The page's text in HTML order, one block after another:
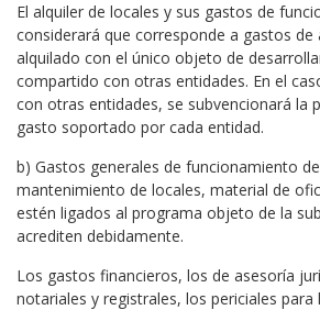
El alquiler de locales y sus gastos de
considerará que corresponde a gastos de
alquilado con el único objeto de
compartido con otras entidades. En el
con otras entidades, se subvencionará la
gasto soportado por cada entidad.
b) Gastos generales de funcionamiento
mantenimiento de locales, material de
estén ligados al programa objeto de la
acrediten debidamente.
Los gastos financieros, los de asesoría
notariales y registrales, los periciales para